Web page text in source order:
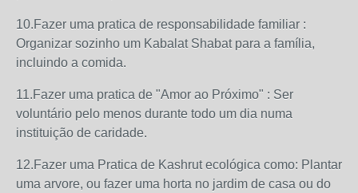
10.Fazer uma pratica de responsabilidade familiar :
Organizar sozinho um Kabalat Shabat para a família,
incluindo a comida.
11.Fazer uma pratica de "Amor ao Próximo" : Ser
voluntário pelo menos durante todo um dia numa
instituição de caridade.
12.Fazer uma Pratica de Kashrut ecológica como: Plantar
uma arvore, ou fazer uma horta no jardim de casa ou do